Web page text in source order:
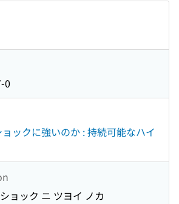
0
ックに強いのか : 持続可能なハイ
ョック ニ ツヨイ ノカ